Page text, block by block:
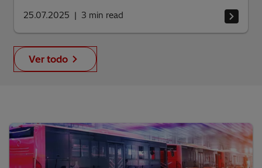
25.07.2025 3 min read
Ver todo